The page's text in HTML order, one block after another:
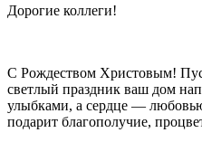
Дорогие коллеги!
С Рождеством Христовым!
светлый праздник ваш дом
улыбками, а сердце —
подарит благополучие,